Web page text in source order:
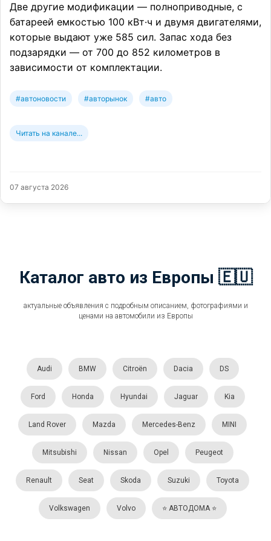
Две другие модификации — полноприводные, с
батареей емкостью 100 кВт·ч и двумя двигателями,
которые выдают уже 585 сил. Запас хода без
подзарядки — от 700 до 852 километров в
зависимости от комплектации.
#автоновости #авторынок #авто
Читать на канале...
07 августа 2026
Каталог авто из Европы 🇪🇺
актуальные объявления с подробным описанием, фотографиями и
ценами на автомобили из Европы
Audi BMW Citroën Dacia DS
Ford Honda Hyundai Jaguar Kia
Land Rover Mazda Mercedes-Benz MINI
Mitsubishi Nissan Opel Peugeot
Renault Seat Skoda Suzuki Toyota
Volkswagen Volvo ⭐️ АВТОДОМА ⭐️